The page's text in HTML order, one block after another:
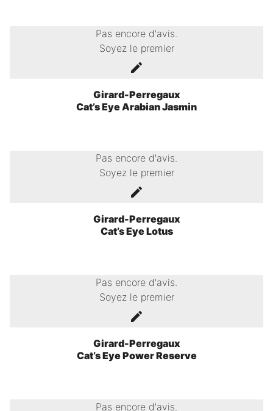
Pas encore d'avis.
Soyez le premier
Girard-Perregaux
Cat’s Eye Arabian Jasmin
Pas encore d'avis.
Soyez le premier
Girard-Perregaux
Cat’s Eye Lotus
Pas encore d'avis.
Soyez le premier
Girard-Perregaux
Cat’s Eye Power Reserve
Pas encore d'avis.